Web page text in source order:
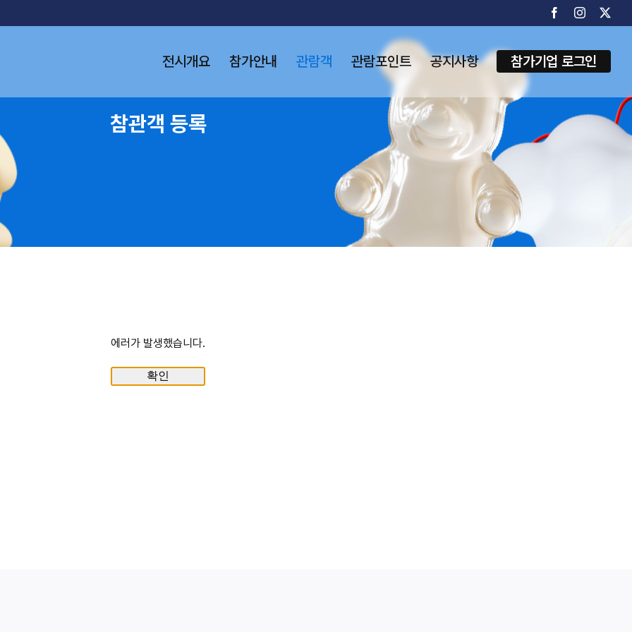
FacebookInstagram
전시개요 참가안내 관람객 관람포인트 공지사항 참가기업 로그인
참관객 등록
에러가 발생했습니다.
확인